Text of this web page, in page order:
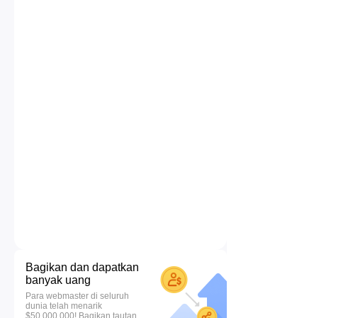
Bagikan dan dapatkan
banyak uang
Para webmaster di seluruh
dunia telah menarik
$50.000.000! Bagikan tautan